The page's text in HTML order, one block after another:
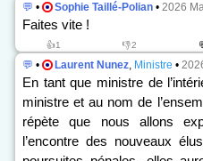
💬 • Sophie Taillé-Polian • 2026
Faites vite !
👍1 👎2
💬 • Laurent Nunez, Ministre •
En tant que ministre de
ministre et au nom de
répète que nous allons
l’encontre des nouveaux